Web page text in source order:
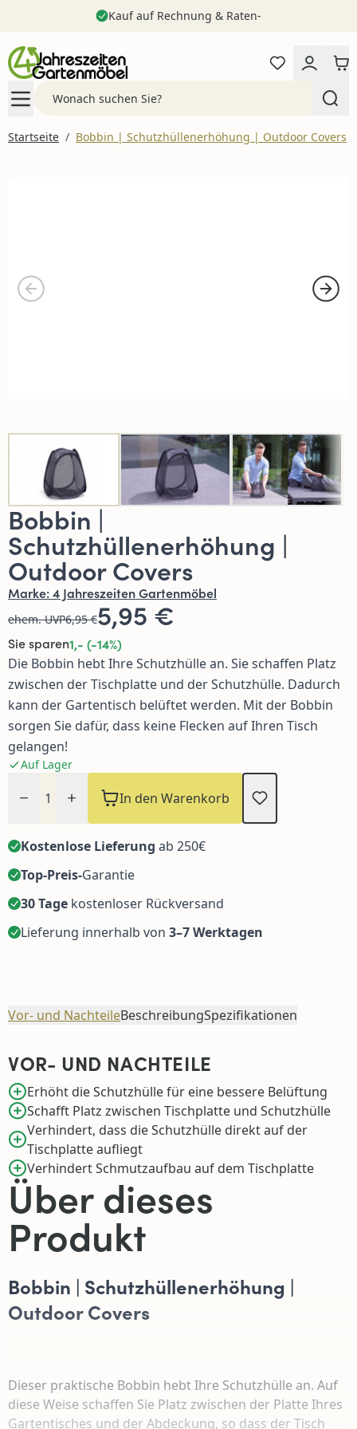
Kauf auf Rechnung & Raten-
Startseite / Bobbin | Schutzhüllenerhöhung | Outdoor Covers
Bobbin |
Schutzhüllenerhöhung |
Outdoor Covers
Marke:4 Jahreszeiten Gartenmöbel
ehem. UVP6,95 €5,95 €
Sie sparen1,- (-14%)
Die Bobbin hebt Ihre Schutzhülle an. Sie schaffen Platz
zwischen der Tischplatte und der Schutzhülle. Dadurch
kann der Gartentisch belüftet werden. Mit der Bobbin
sorgen Sie dafür, dass keine Flecken auf Ihren Tisch
gelangen!
Auf Lager
In den Warenkorb
Kostenlose Lieferung ab 250€
Top-Preis-Garantie
30 Tage kostenloser Rückversand
Lieferung innerhalb von 3–7 Werktagen
Beschreibung
Vor- und Nachteile Spezifikationen
Über dieses
Produkt
Bobbin | Schutzhüllenerhöhung |
Outdoor Covers
Dieser praktische Bobbin hebt Ihre Schutzhülle an. Auf
diese Weise schaffen Sie Platz zwischen der Platte Ihres
Gartentisches und der Abdeckung, so dass der Tisch
VOR- UND NACHTEILE
Erhöht die Schutzhülle für eine bessere Belüftung
Schafft Platz zwischen Tischplatte und Schutzhülle
Verhindert, dass die Schutzhülle direkt auf der
Tischplatte aufliegt
Verhindert Schmutzaufbau auf dem Tischplatte